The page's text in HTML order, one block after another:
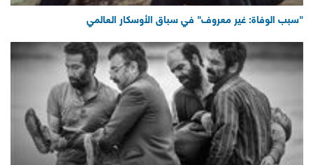
"سبب الوفاة: غير معروف" في سباق الأوسكار العالمي